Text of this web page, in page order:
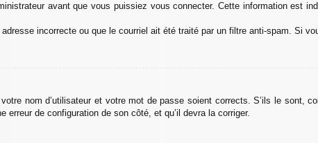
avant que vous puissiez vous connecter. Cette information est
incorrecte ou que le courriel ait été traité par un filtre anti-spam. Si
nom d’utilisateur et votre mot de passe soient corrects. S’ils le sont,
de configuration de son côté, et qu’il devra la corriger.